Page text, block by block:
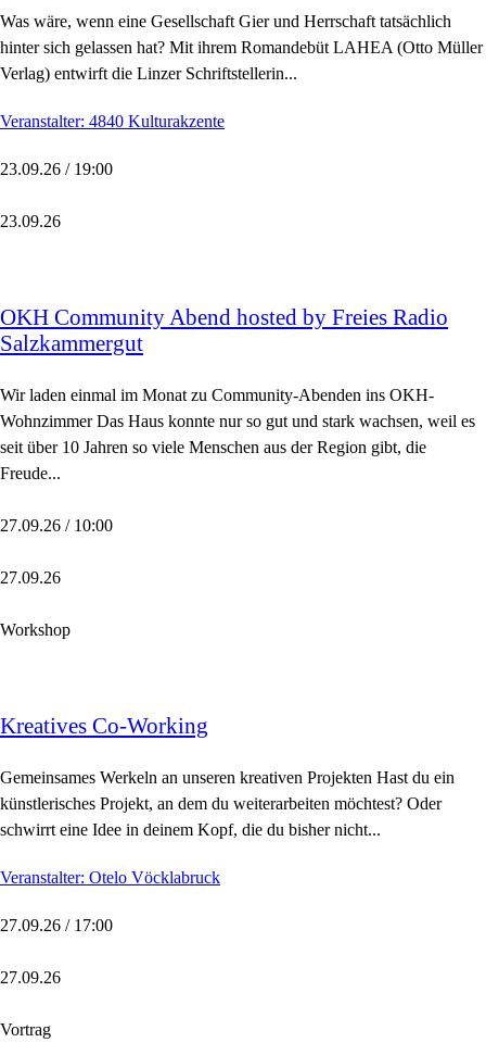
Was wäre, wenn eine Gesellschaft Gier und Herrschaft tatsächlich
hinter sich gelassen hat? Mit ihrem Romandebüt LAHEA (Otto Müller
Verlag) entwirft die Linzer Schriftstellerin...
Veranstalter: 4840 Kulturakzente
23.09.26 / 19:00
23.09.26
OKH Community Abend hosted by Freies Radio
Salzkammergut
Wir laden einmal im Monat zu Community-Abenden ins OKH-
Wohnzimmer Das Haus konnte nur so gut und stark wachsen, weil es
seit über 10 Jahren so viele Menschen aus der Region gibt, die
Freude...
27.09.26 / 10:00
27.09.26
Workshop
Kreatives Co-Working
Gemeinsames Werkeln an unseren kreativen Projekten Hast du ein
künstlerisches Projekt, an dem du weiterarbeiten möchtest? Oder
schwirrt eine Idee in deinem Kopf, die du bisher nicht...
Veranstalter: Otelo Vöcklabruck
27.09.26 / 17:00
27.09.26
Vortrag